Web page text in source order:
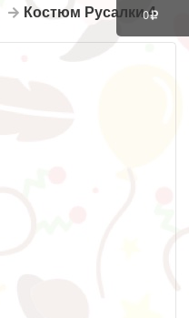
0
Костюм Русалки 4